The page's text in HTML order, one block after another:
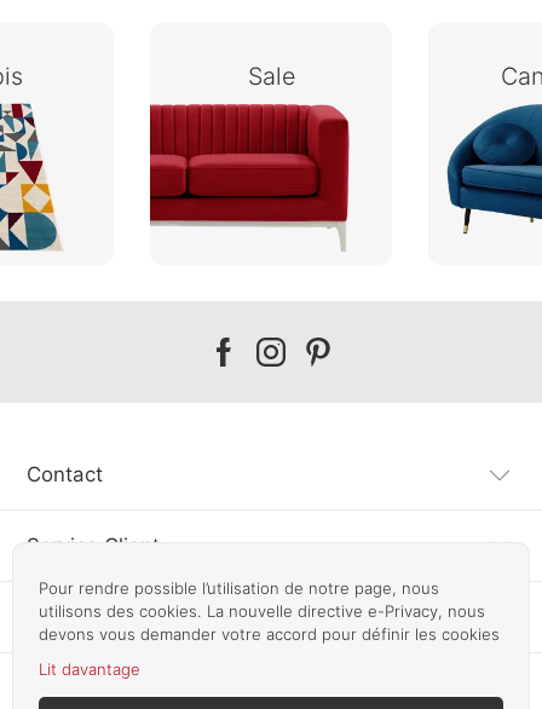
Pour rendre possible l’utilisation de notre page, nous
utilisons des cookies. La nouvelle directive e-Privacy, nous
devons vous demander votre accord pour définir les cookies
Lit davantage
Sale
Our
Our
Our
Contact
Service Client
Information